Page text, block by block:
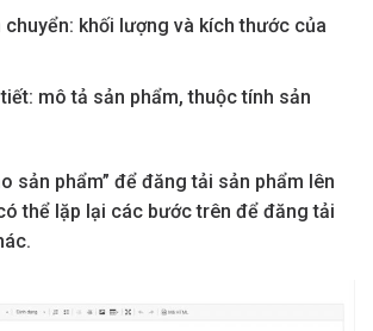
khối lượng và kích thước của
mô tả sản phẩm, thuộc tính sản
sản phẩm” để đăng tải sản phẩm lên
thể lặp lại các bước trên để đăng tải